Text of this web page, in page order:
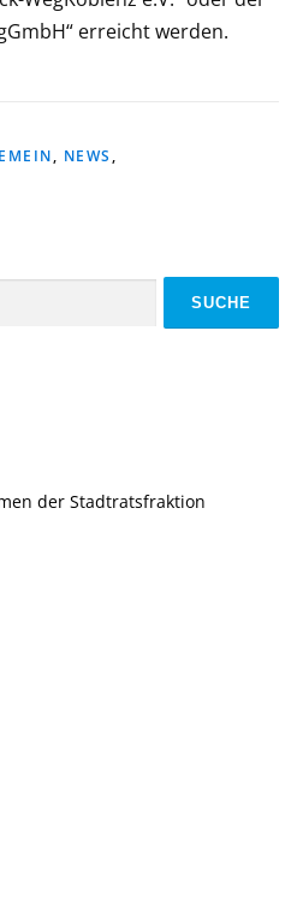
erreicht werden.
, NEWS ,
der Stadtratsfraktion